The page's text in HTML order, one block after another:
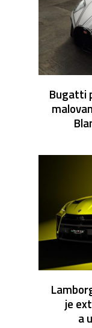
Bugatti
je
a